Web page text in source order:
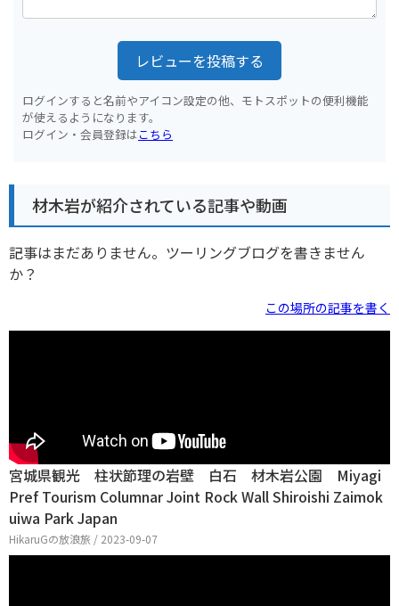
レビューを投稿する
ログインすると名前やアイコン設定の他、モトスポットの便利機能
が使えるようになります。
ログイン・会員登録はこちら
材木岩が紹介されている記事や動画
記事はまだありません。ツーリングブログを書きません
か？
この場所の記事を書く
宮城県観光 柱状節理の岩壁 白石 材木岩公園 Miyagi
Pref Tourism Columnar Joint Rock Wall Shiroishi Zaimok
uiwa Park Japan
HikaruGの放浪旅 / 2023-09-07